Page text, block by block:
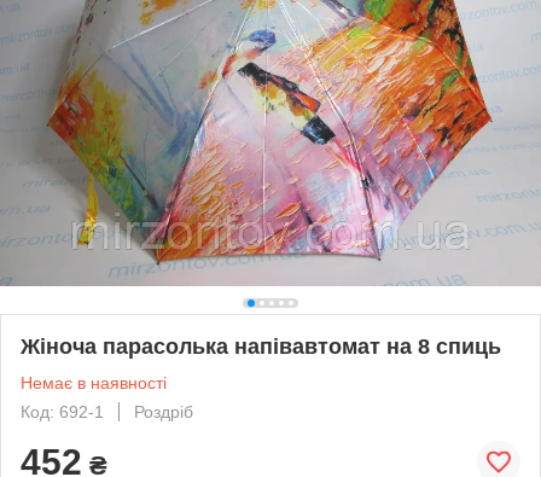
Жіноча парасолька напівавтомат на 8 спиць
Немає в наявності
Код: 692-1
Роздріб
452 ₴